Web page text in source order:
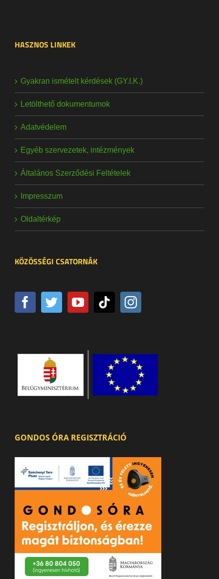
HASZNOS LINKEK
Gyakran ismételt kérdések (GY.I.K.)
Letölthető dokumentumok
Adatvédelem
Egyéb szervezetek, intézmények
Általános Szerződési Feltételek
Impresszum
Oldaltérkép
KÖZÖSSÉGI CSATORNÁK
GONDOS ÓRA REGISZTRÁCIÓ